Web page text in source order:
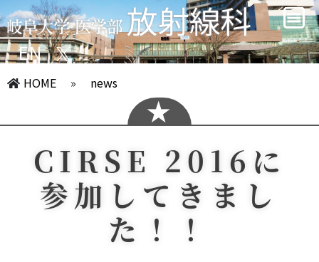
EN
HOME » news
CIRSE 2016に
参加してきまし
た！！